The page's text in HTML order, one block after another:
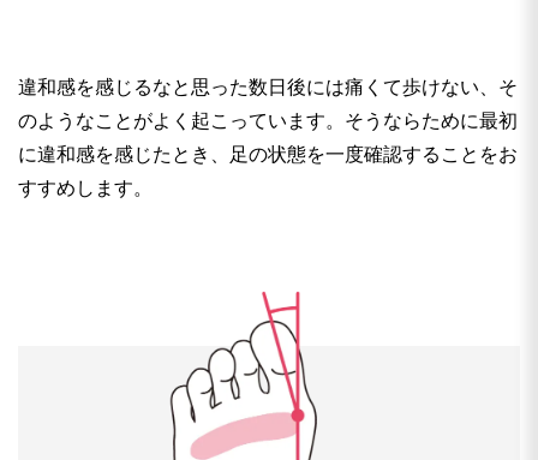
違和感を感じるなと思った数日後には痛くて歩けない、そ
のようなことがよく起こっています。そうならために最初
に違和感を感じたとき、足の状態を一度確認することをお
すすめします。